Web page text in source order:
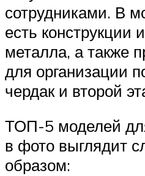
сотрудниками. В
есть конструкции
металла, а также
для организации
чердак и второй
ТОП-5 моделей
в фото выглядит
образом: